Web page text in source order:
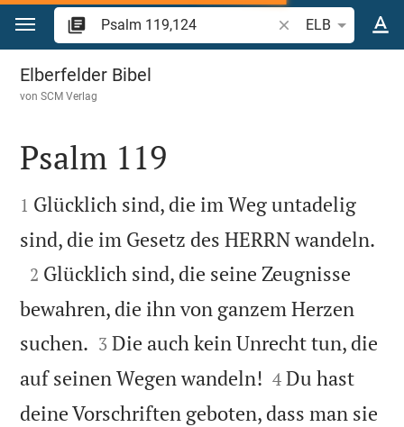
Zum Inhalt springen
Bibelstelle oder
ELB
Psalm 119
Elberfelder Bibel
vonSCM Verlag

Psalm 119

1 Glücklich sind, die im Weg untadelig
sind, die im Gesetz des HERRN wandeln.

2 Glücklich sind, die seine Zeugnisse
bewahren, die ihn von ganzem Herzen
suchen. 

3 Die auch kein Unrecht tun, die
auf seinen Wegen wandeln! 

4 Du hast
deine Vorschriften geboten, dass man sie